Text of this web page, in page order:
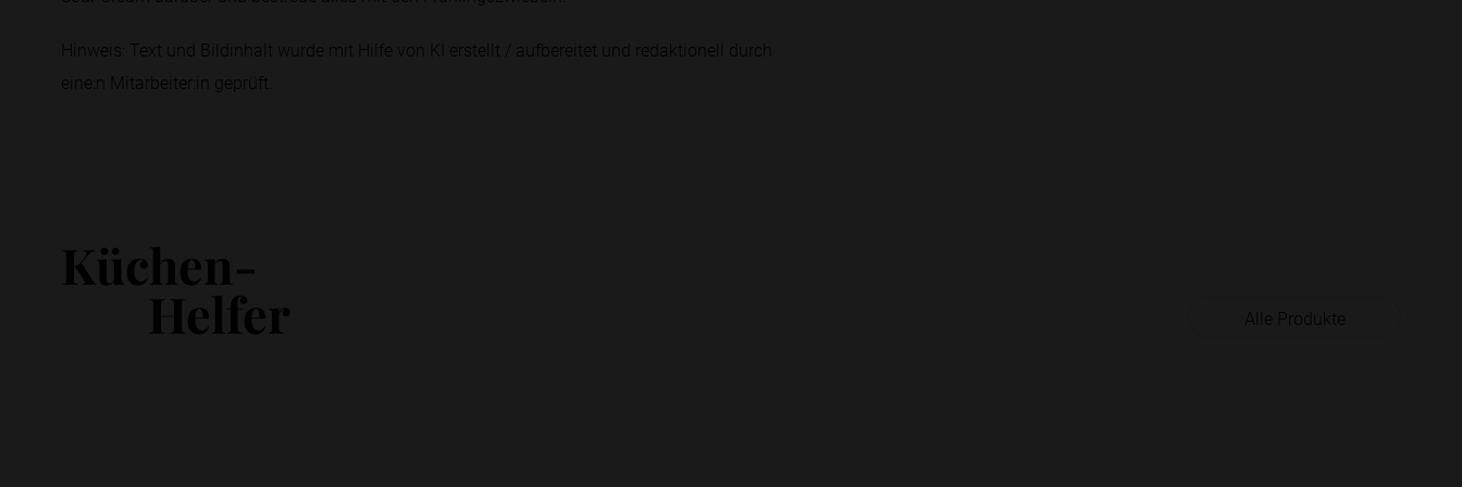
Hinweis: Text und Bildinhalt wurde mit Hilfe von KI erstellt / aufbereitet und redaktionell durch
eine:n Mitarbeiter:in geprüft.
Küchen-
Helfer Alle Produkte